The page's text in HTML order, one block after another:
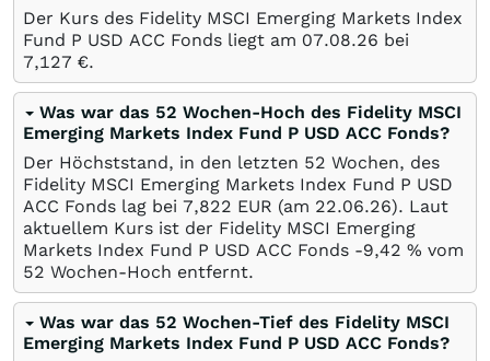
Der Kurs des Fidelity MSCI Emerging Markets Index
Fund P USD ACC Fonds liegt am 07.08.26 bei
7,127 €.
Was war das 52 Wochen-Hoch des Fidelity MSCI
Emerging Markets Index Fund P USD ACC Fonds?
Der Höchststand, in den letzten 52 Wochen, des
Fidelity MSCI Emerging Markets Index Fund P USD
ACC Fonds lag bei 7,822 EUR (am 22.06.26). Laut
aktuellem Kurs ist der Fidelity MSCI Emerging
Markets Index Fund P USD ACC Fonds -9,42 % vom
52 Wochen-Hoch entfernt.
Was war das 52 Wochen-Tief des Fidelity MSCI
Emerging Markets Index Fund P USD ACC Fonds?